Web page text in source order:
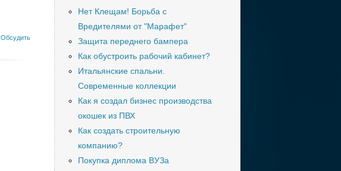
Обсудить
Нет Клещам! Борьба с
Вредителями от "Марафет"
Защита переднего бампера
Как обустроить рабочий кабинет?
Итальянские спальни.
Современные коллекции
Как я создал бизнес производства
окошек из ПВХ
Как создать строительную
компанию?
Покупка диплома ВУЗа